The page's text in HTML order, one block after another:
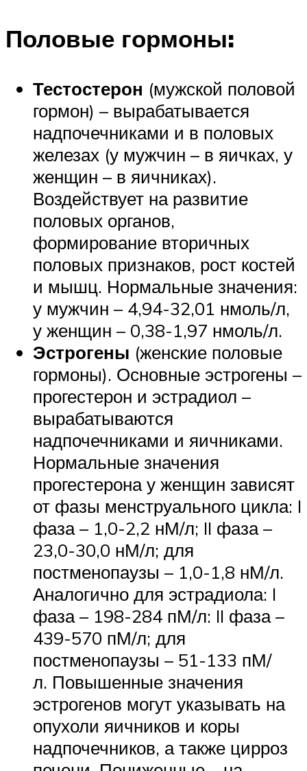
Половые гормоны:
Тестостерон (мужской половой
гормон) – вырабатывается
надпочечниками и в половых
железах (у мужчин – в яичках, у
женщин – в яичниках).
Воздействует на развитие
половых органов,
формирование вторичных
половых признаков, рост костей
и мышц. Нормальные значения:
у мужчин – 4,94-32,01 нмоль/л,
у женщин – 0,38-1,97 нмоль/л.
Эстрогены (женские половые
гормоны). Основные эстрогены –
прогестерон и эстрадиол –
вырабатываются
надпочечниками и яичниками.
Нормальные значения
прогестерона у женщин зависят
от фазы менструального цикла: I
фаза – 1,0-2,2 нМ/л; II фаза –
23,0-30,0 нМ/л; для
постменопаузы – 1,0-1,8 нМ/л.
Аналогично для эстрадиола: I
фаза – 198-284 пМ/л: II фаза –
439-570 пМ/л; для
постменопаузы – 51-133 пМ/
л. Повышенные значения
эстрогенов могут указывать на
опухоли яичников и коры
надпочечников, а также цирроз